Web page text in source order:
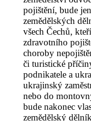
pojištění, bude
zemědělských
všech Čechů,
zdravotního
choroby
či turistické
podnikatele a
ukrajinský
nebo do
bude nakonec
zemědělský